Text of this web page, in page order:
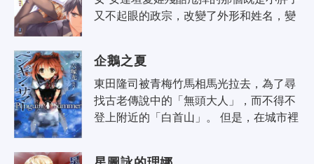
又不起眼的政宗，改變了外形和姓名，變
企鵝之夏
東田隆司被青梅竹馬相馬光拉去，為了尋
找古老傳說中的「無頭大人」，而不得不
登上附近的「白首山」。 但是，在城市裡